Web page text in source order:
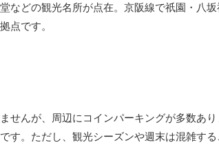
などの観光名所が点在。京阪線で祇園・八
点です。
せんが、周辺にコインパーキングが多数あ
す。ただし、観光シーズンや週末は混雑す